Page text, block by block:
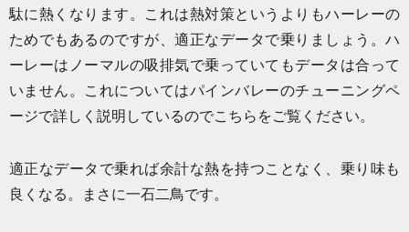
駄に熱くなります。これは熱対策というよりもハーレーの
ためでもあるのですが、適正なデータで乗りましょう。ハ
ーレーはノーマルの吸排気で乗っていてもデータは合って
いません。これについてはパインバレーのチューニングペ
ージで詳しく説明しているのでこちら をご覧ください。
適正なデータで乗れば余計な熱を持つことなく、乗り味も
良くなる。まさに一石二鳥です。